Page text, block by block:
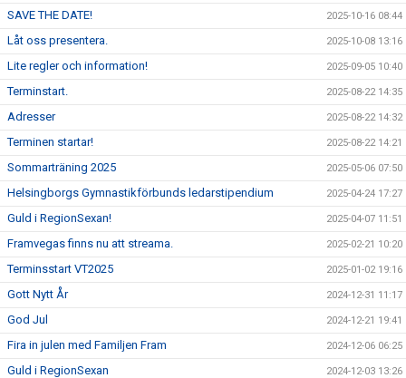
SAVE THE DATE! 2025-10-16 08:44
Låt oss presentera. 2025-10-08 13:16
Lite regler och information! 2025-09-05 10:40
Terminstart. 2025-08-22 14:35
Adresser 2025-08-22 14:32
Terminen startar! 2025-08-22 14:21
Sommarträning 2025 2025-05-06 07:50
Helsingborgs Gymnastikförbunds ledarstipendium 2025-04-24 17:27
Guld i RegionSexan! 2025-04-07 11:51
Framvegas finns nu att streama. 2025-02-21 10:20
Terminsstart VT2025 2025-01-02 19:16
Gott Nytt År 2024-12-31 11:17
God Jul 2024-12-21 19:41
Fira in julen med Familjen Fram 2024-12-06 06:25
Guld i RegionSexan 2024-12-03 13:26